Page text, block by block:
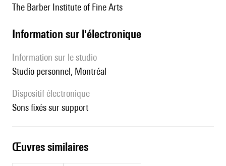
The Barber Institute of Fine Arts
Information sur l'électronique
Information sur le studio
studio personnel, Montréal
Dispositif électronique
sons fixés sur support
œuvres similaires